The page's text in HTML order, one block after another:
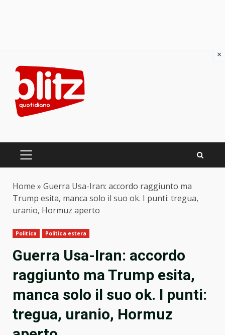
content
PRIMARY
Home » Guerra Usa-Iran: accordo raggiunto ma
Trump esita, manca solo il suo ok. I punti: tregua,
uranio, Hormuz aperto
Politica Politica estera
Guerra Usa-Iran: accordo
raggiunto ma Trump esita,
manca solo il suo ok. I punti:
tregua, uranio, Hormuz
×